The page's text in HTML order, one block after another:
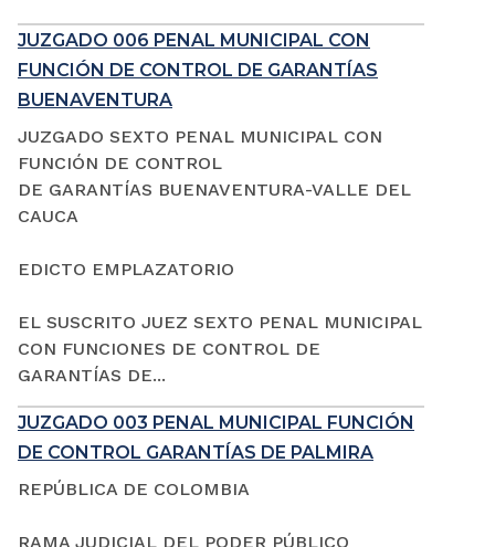
JUZGADO 006 PENAL MUNICIPAL CON
FUNCIÓN DE CONTROL DE GARANTÍAS
BUENAVENTURA
JUZGADO SEXTO PENAL MUNICIPAL CON
FUNCIÓN DE CONTROL
DE GARANTÍAS BUENAVENTURA-VALLE DEL
CAUCA
EDICTO EMPLAZATORIO
EL SUSCRITO JUEZ SEXTO PENAL MUNICIPAL
CON FUNCIONES DE CONTROL DE
GARANTÍAS DE...
JUZGADO 003 PENAL MUNICIPAL FUNCIÓN
DE CONTROL GARANTÍAS DE PALMIRA
REPÚBLICA DE COLOMBIA
RAMA JUDICIAL DEL PODER PÚBLICO